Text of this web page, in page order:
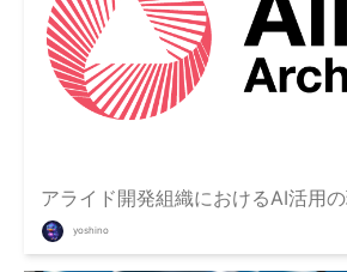
アライド開発組織におけるAI活用
yoshino